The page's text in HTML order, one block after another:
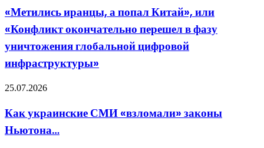
попал
Китай»,
«Конфликт
окончательно
перешел
фазу
глобальной
цифровой
инфраструктуры»
«Метились иранцы, а попал Китай», или
«Конфликт окончательно перешел в фазу
уничтожения глобальной цифровой
инфраструктуры»
Как
СМИ
«взломали»
законы
25.07.2026
Как украинские СМИ «взломали» законы
Ньютона…